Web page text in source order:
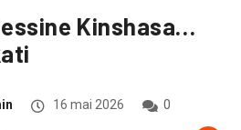
Kinshasa…
16 mai 2026 0